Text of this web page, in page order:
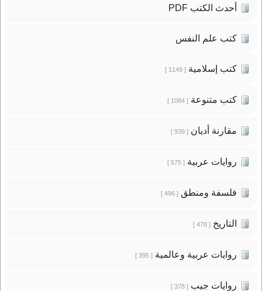
أحدث الكتب PDF
كتب علم النفس
كتب إسلامية[ 1149 ]
كتب متنوعة[ 1084 ]
مقارنة أديان[ 939 ]
روايات عربية[ 575 ]
فلسفة ومنطق[ 496 ]
التاريخ[ 478 ]
روايات عربية وعالمية[ 395 ]
روايات جيب[ 378 ]